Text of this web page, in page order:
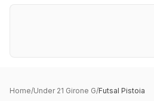
Home/Under 21 Girone G/Futsal Pistoia